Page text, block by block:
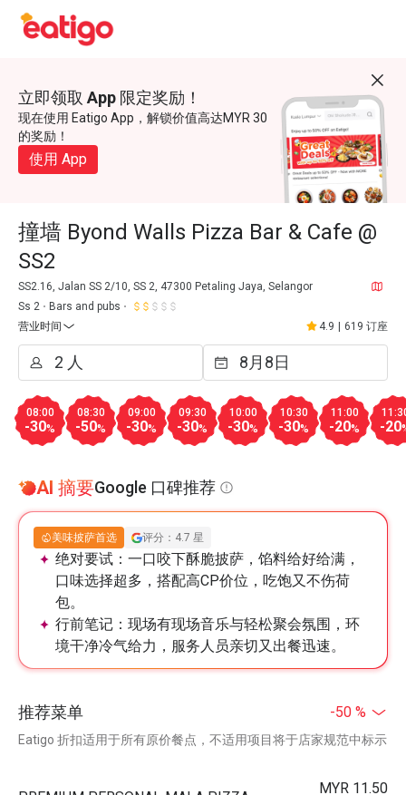
立即领取 App 限定奖励！
现在使用 Eatigo App，解锁价值高达MYR 30
的奖励！
使用 App
撞墙 Byond Walls Pizza Bar & Cafe @
SS2
SS2.16, Jalan SS 2/10, SS 2, 47300 Petaling Jaya, Selangor
Ss 2
Bars and pubs
营业时间
4.9 619 订座
08:00
-30%
08:30
-50%
09:00
-30%
09:30
-30%
10:00
-30%
10:30
-30%
11:00
-20% -20
AI 摘要Google 口碑推荐
美味披萨首选 评分：4.7 星
绝对要试： 一口咬下酥脆披萨，馅料给好给满，
口味选择超多，搭配高CP价位，吃饱又不伤荷
包。
行前笔记： 现场有现场音乐与轻松聚会氛围，环
境干净冷气给力，服务人员亲切又出餐迅速。
推荐菜单 -50 %
Eatigo 折扣适用于所有原价餐点，不适用项目将于店家规范中标示
MYR 11.50